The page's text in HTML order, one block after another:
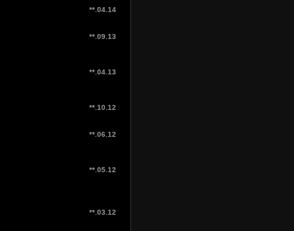
**.04.14
**.09.13
**.04.13
**.10.12
**.06.12
**.05.12
**.03.12